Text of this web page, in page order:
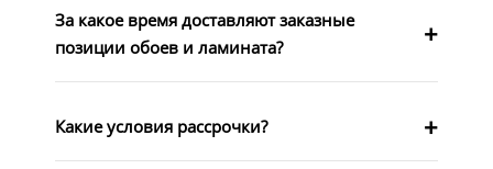
За какое время доставляют заказные
позиции обоев и ламината?
Какие условия рассрочки?